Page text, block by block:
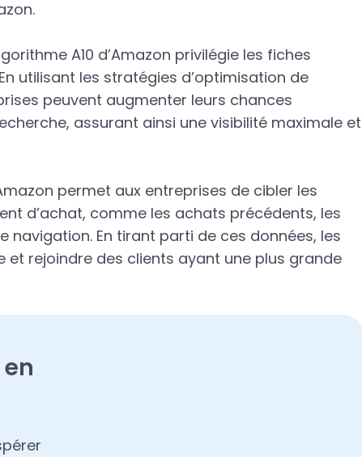
A10 d’Amazon privilégie les fiches
utilisant les stratégies d’optimisation de
peuvent augmenter leurs chances
assurant ainsi une visibilité maximale et
permet aux entreprises de cibler les
d’achat, comme les achats précédents, les
navigation. En tirant parti de ces données, les
rejoindre des clients ayant une plus grande